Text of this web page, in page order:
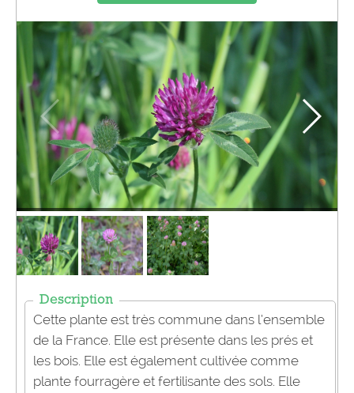
Description
Cette plante est très commune dans l’ensemble
de la France. Elle est présente dans les prés et
les bois. Elle est également cultivée comme
plante fourragère et fertilisante des sols. Elle